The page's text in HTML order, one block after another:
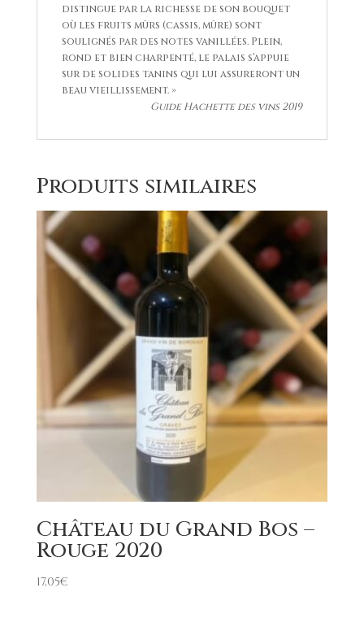
distingue par la richesse de son bouquet
où les fruits mûrs (cassis, mûre) sont
soulignés par des notes vanillées. Plein,
rond et bien charpenté, le palais s’appuie
sur de solides tanins qui lui assureront un
beau vieillissement. »
Guide Hachette des vins 2019
Produits similaires
Château du Grand Bos –
Rouge 2020
17,05€